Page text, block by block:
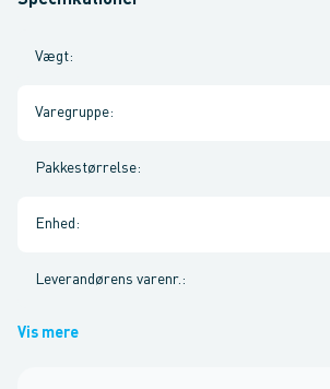
Vægt:
Varegruppe:
Pakkestørrelse:
Enhed :
Leverandørens varenr. :
Vis mere